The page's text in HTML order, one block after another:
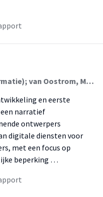
Zwart, Peter (Digitale Transformatie); van Oostrom, Madelon (Digital Health); Oldenhuis, Hilbrand (Digital Health); Thijssen, Carmel
en eerste
narratief
ontwerpers
digitale diensten voor
met een focus op
beperking …